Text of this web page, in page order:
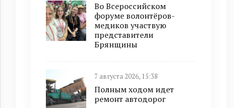
Во Всероссийском
форуме волонтёров-
медиков участвую
представители
Брянщины
7 августа 2026, 15:38
Полным ходом идет
ремонт автодорог